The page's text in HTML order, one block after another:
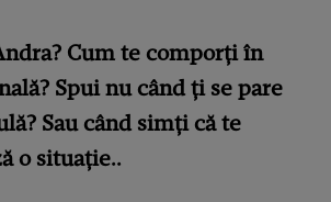
Cum te comporți în
Spui nu când ți se pare
Sau când simți că te
o situație..